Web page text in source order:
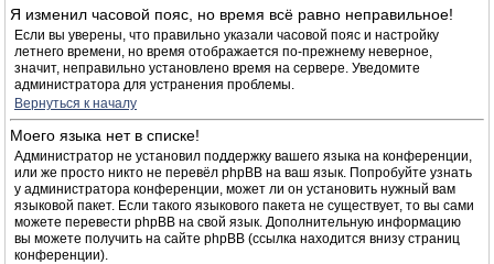
Я изменил часовой пояс, но время всё равно неправильное!
Если вы уверены, что правильно указали часовой пояс и настройку
летнего времени, но время отображается по-прежнему неверное,
значит, неправильно установлено время на сервере. Уведомите
администратора для устранения проблемы.
Вернуться к началу
Моего языка нет в списке!
Администратор не установил поддержку вашего языка на конференции,
или же просто никто не перевёл phpBB на ваш язык. Попробуйте узнать
у администратора конференции, может ли он установить нужный вам
языковой пакет. Если такого языкового пакета не существует, то вы сами
можете перевести phpBB на свой язык. Дополнительную информацию
вы можете получить на сайте phpBB (ссылка находится внизу страниц
конференции).